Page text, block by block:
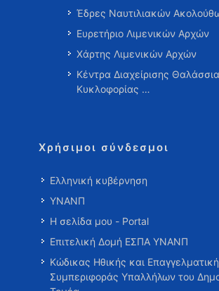
Έδρες Ναυτιλιακών
Ευρετήριο Λιμενικών Αρχών
Χάρτης Λιμενικών Αρχών
Κέντρα Διαχείρισης
Κυκλοφορίας …
Χρήσιμοι σύνδεσμοι
Ελληνική κυβέρνηση
ΥΝΑΝΠ
Η σελίδα μου - Portal
Επιτελική Δομή ΕΣΠΑ ΥΝΑΝΠ
Κώδικας Ηθικής και
Συμπεριφοράς Υπαλλήλων του